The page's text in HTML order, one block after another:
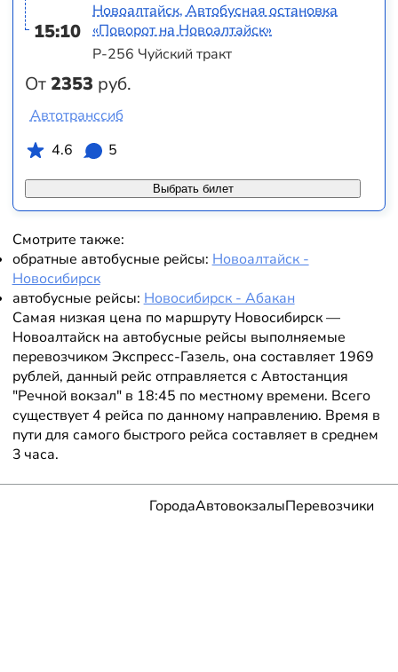
15:10
От2353 руб.
Новоалтайск, Автобусная остановка
«Поворот на Новоалтайск»
Р-256 Чуйский тракт
Выбрать билет
Автотранссиб
4.6
5
Смотрите также:
обратные автобусные рейсы: Новоалтайск -
Новосибирск
автобусные рейсы: Новосибирск - Абакан
Самая низкая цена по маршруту Новосибирск —
Новоалтайск на автобусные рейсы выполняемые
перевозчиком Экспресс-Газель, она составляет 1969
рублей, данный рейс отправляется с Автостанция
"Речной вокзал" в 18:45 по местному времени. Всего
существует 4 рейса по данному направлению. Время в
пути для самого быстрого рейса составляет в среднем
3 часа.
ГородаАвтовокзалыПеревозчики